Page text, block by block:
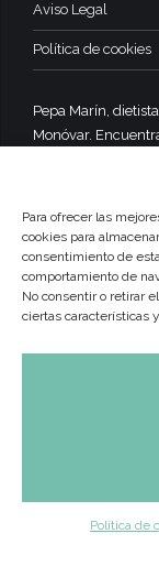
Para ofrecer las
cookies para
consentimiento de
comportamiento de
No consentir o retirar
ciertas características
Política de
Aviso Legal
Política de cookies
Pepa Marín,
Monóvar.